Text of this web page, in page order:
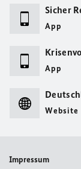
Sicher
App
App
Website
Impressum